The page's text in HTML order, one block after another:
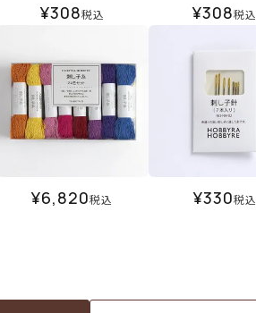
¥308税込 ¥308税込
¥6,820税込 ¥330税込